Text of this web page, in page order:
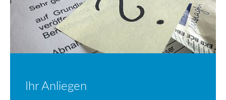
Ihr Anliegen